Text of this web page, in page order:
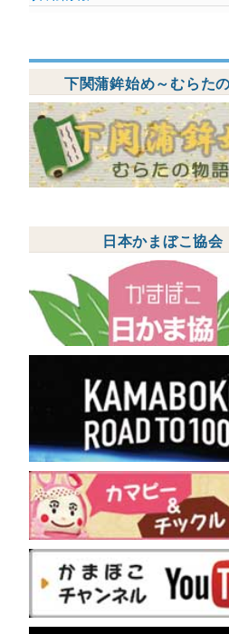
下関蒲鉾始め～むらた
日本かまぼこ協会